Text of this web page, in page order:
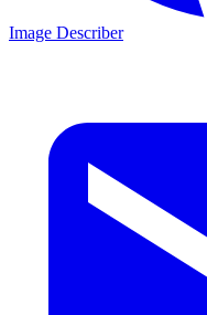
Image Describer